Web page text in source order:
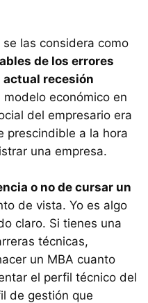
las considera como
de los errores
actual recesión
económico en
del empresario era
prescindible a la hora
una empresa.
o no de cursar un
de vista. Yo es algo
claro. Si tienes una
técnicas,
un MBA cuanto
el perfil técnico del
de gestión que